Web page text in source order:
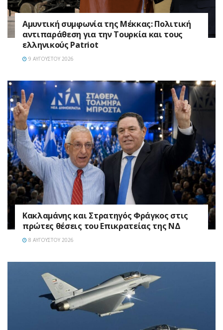
Αμυντική συμφωνία της Μέκκας: Πολιτική
αντιπαράθεση για την Τουρκία και τους
ελληνικούς Patriot
9 ΑΥΓΟΎΣΤΟΥ 2026
Κακλαμάνης και Στρατηγός Φράγκος στις
πρώτες θέσεις του Επικρατείας της ΝΔ
8 ΑΥΓΟΎΣΤΟΥ 2026